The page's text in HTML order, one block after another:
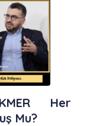
Her
Mu?